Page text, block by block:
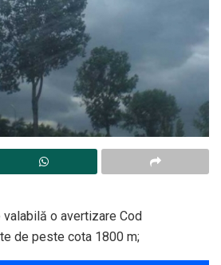
o avertizare Cod
de peste cota 1800 m;